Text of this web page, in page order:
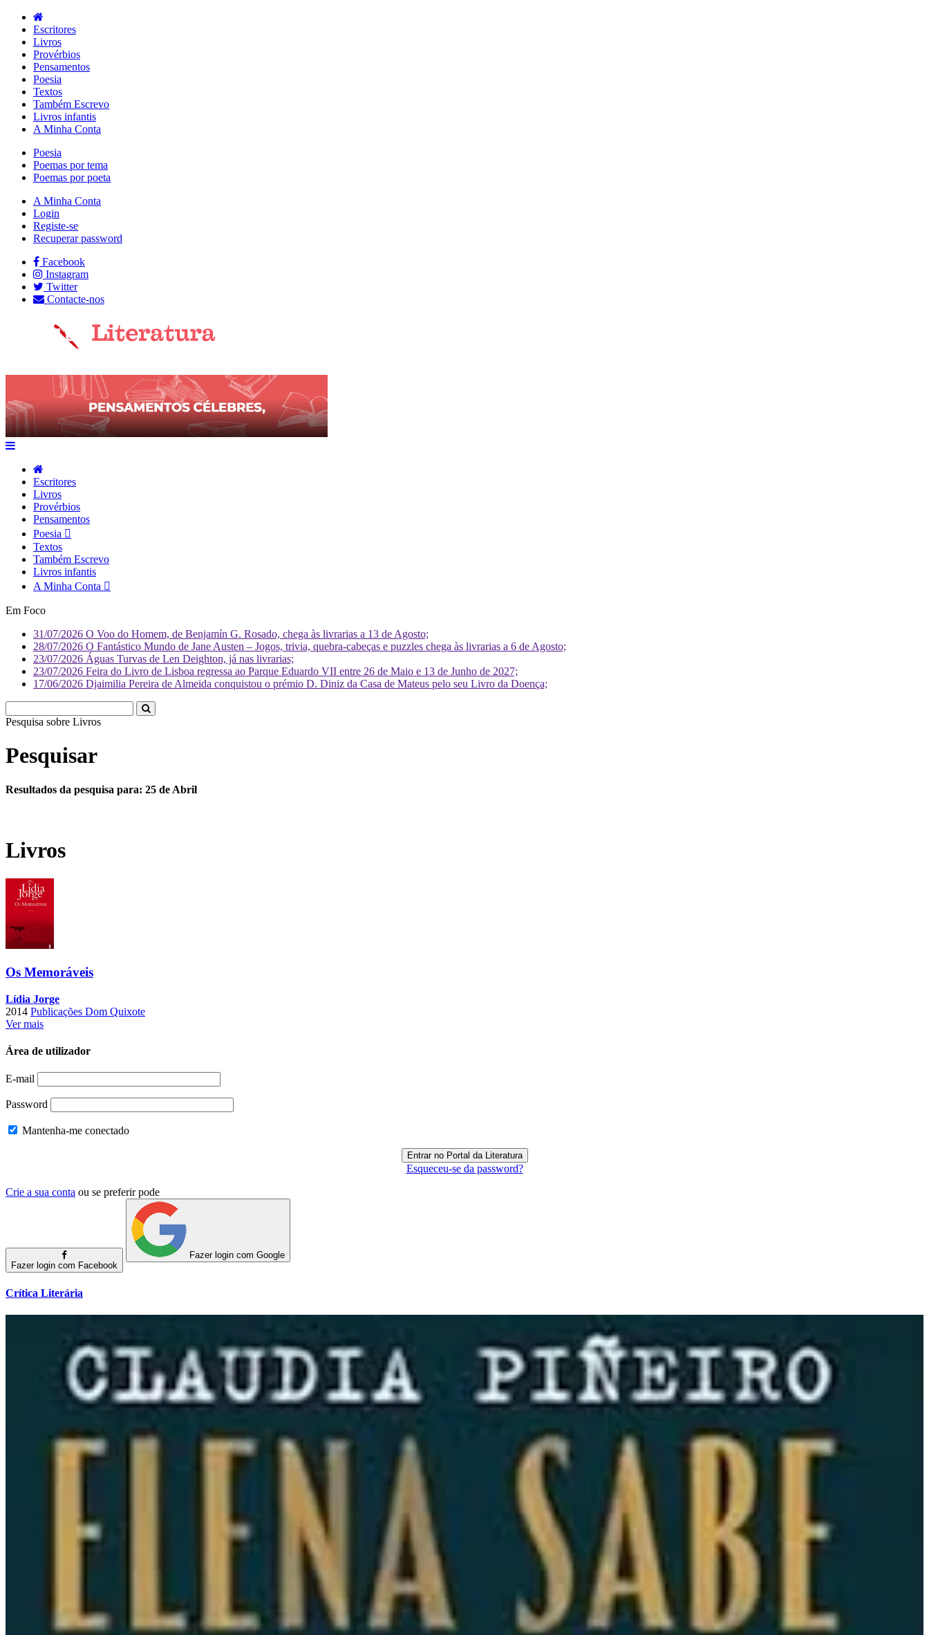
Escritores
Livros
Provérbios
Pensamentos
Poesia
Textos
Também Escrevo
Livros infantis
A Minha Conta
Poesia
Poemas por tema
Poemas por poeta
A Minha Conta
Login
Registe-se
Recuperar password
Facebook
Instagram
Twitter
Contacte-nos
Escritores
Livros
Provérbios
Pensamentos
Poesia
Textos
Também Escrevo
Livros infantis
A Minha Conta
Em Foco
31/07/2026 O Voo do Homem, de Benjamín G. Rosado, chega às livrarias a 13 de Agosto;
28/07/2026 O Fantástico Mundo de Jane Austen – Jogos, trivia, quebra-cabeças e puzzles chega às livrarias a 6 de Agosto;
23/07/2026 Águas Turvas de Len Deighton, já nas livrarias;
23/07/2026 Feira do Livro de Lisboa regressa ao Parque Eduardo VII entre 26 de Maio e 13 de Junho de 2027;
17/06/2026 Djaimilia Pereira de Almeida conquistou o prémio D. Diniz da Casa de Mateus pelo seu Livro da Doença;
Pesquisa sobre
Pesquisar
Resultados da pesquisa para: 25 de Abril
Livros
Os Memoráveis
Lídia Jorge
2014 Publicações Dom Quixote
Ver mais
Área de utilizador
E-mail
Password
Mantenha-me conectado
Esqueceu-se da password?
Crie a sua conta ou se preferir pode
Fazer login com Facebook
Fazer login com Google
Crítica Literária